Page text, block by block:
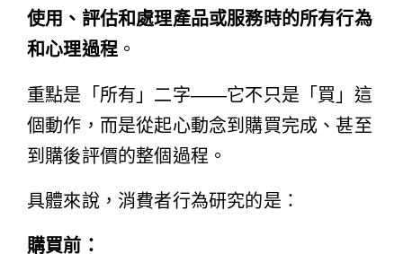
使用、評估和處理產品或服務時的所有行為
和心理過程 。
重點是「所有」二字——它不只是「買」這
個動作，而是從起心動念到購買完成、甚至
到購後評價的整個過程。
具體來說，消費者行為研究的是：
購買前：